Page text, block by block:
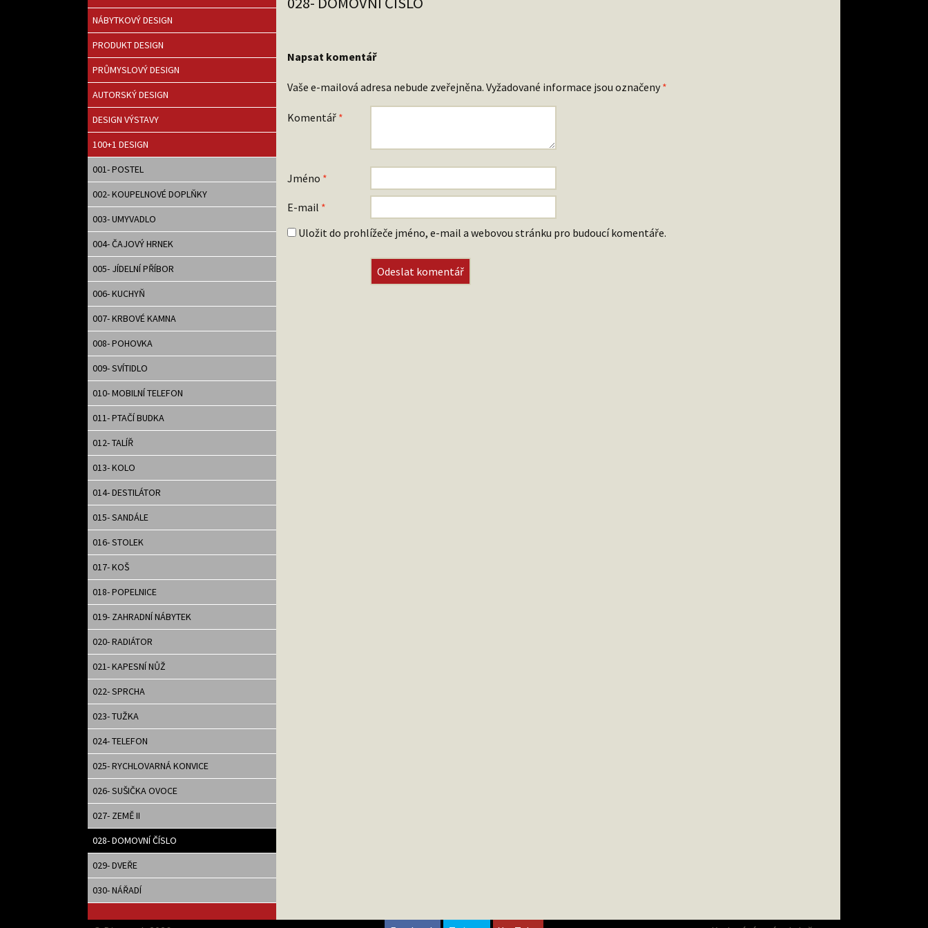
NÁBYTKOVÝ DESIGN
PRODUKT DESIGN
PRŮMYSLOVÝ DESIGN
AUTORSKÝ DESIGN
DESIGN VÝSTAVY
100+1 DESIGN
001- POSTEL
002- KOUPELNOVÉ DOPLŇKY
003- UMYVADLO
004- ČAJOVÝ HRNEK
005- JÍDELNÍ PŘÍBOR
006- KUCHYŇ
007- KRBOVÉ KAMNA
008- POHOVKA
009- SVÍTIDLO
010- MOBILNÍ TELEFON
011- PTAČÍ BUDKA
012- TALÍŘ
013- KOLO
014- DESTILÁTOR
015- SANDÁLE
016- STOLEK
017- KOŠ
018- POPELNICE
019- ZAHRADNÍ NÁBYTEK
020- RADIÁTOR
021- KAPESNÍ NŮŽ
022- SPRCHA
023- TUŽKA
024- TELEFON
025- RYCHLOVARNÁ KONVICE
026- SUŠIČKA OVOCE
027- ZEMĚ II
028- DOMOVNÍ ČÍSLO
029- DVEŘE
030- NÁŘADÍ
Napsat komentář
Vaše e-mailová adresa nebude zveřejněna. Vyžadované informace jsou označeny *
Komentář *
Jméno *
E-mail *
Uložit do prohlížeče jméno, e-mail a webovou stránku pro budoucí komentáře.